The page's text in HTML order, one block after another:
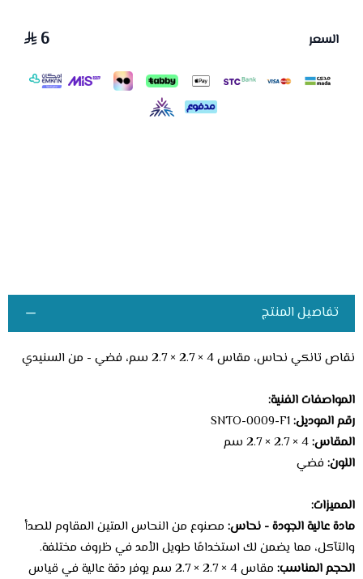
السعر 6
تفاصيل المنتج
نقاص تانكي نحاس، مقاس 4 × 2.7 × 2.7 سم، فضي - من السنيدي
المواصفات الفنية:
رقم الموديل:
المقاس:
اللون: فضي
المميزات:
مادة عالية الجودة - نحاس: مصنوع من النحاس المتين المقاوم للصدأ
والتآكل، مما يضمن لك استخدامًا طويل الأمد في ظروف مختلفة.
الحجم المناسب:
مقاس 4 × 2.7 × 2.7 سم يوفر دقة عالية في قياس